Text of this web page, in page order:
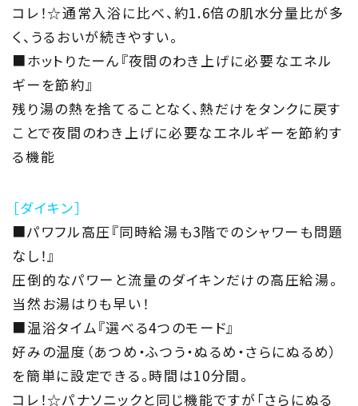
コレ！☆通常入浴に比べ、約1.6倍の肌水分量比が多
く、うるおいが続きやすい。
■ホットりたーん『夜間のわき上げに必要なエネル
ギーを節約』
残り湯の熱を捨てることなく、熱だけをタンクに戻す
ことで夜間のわき上げに必要なエネルギーを節約す
る機能
［ダイキン］
■パワフル高圧『同時給湯も3階でのシャワーも問題
なし！』
圧倒的なパワーと流量のダイキンだけの高圧給湯。
当然お湯はりも早い！
■温浴タイム『選べる4つのモード』
好みの温度（あつめ・ふつう・ぬるめ・さらにぬるめ）
を簡単に設定できる。時間は10分間。
コレ！☆パナソニックと同じ機能ですが「さらにぬる